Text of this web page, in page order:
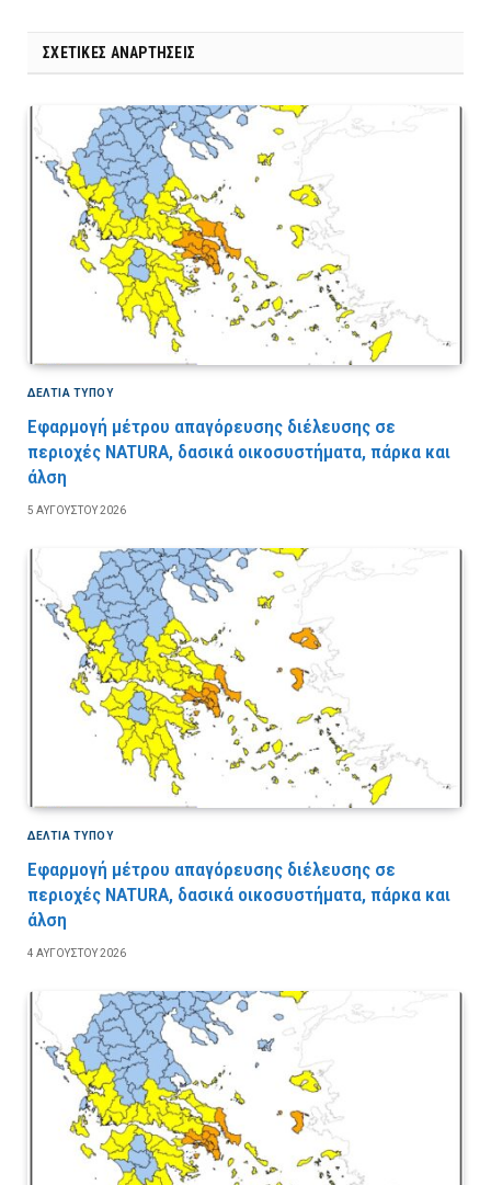
ΣΧΕΤΙΚΈΣ ΑΝΑΡΤΉΣΕΙΣ
ΔΕΛΤΙΑ ΤΥΠΟΥ
Εφαρμογή μέτρου απαγόρευσης διέλευσης σε
περιοχές NATURA, δασικά οικοσυστήματα, πάρκα και
άλση
5 ΑΥΓΟΎΣΤΟΥ 2026
ΔΕΛΤΙΑ ΤΥΠΟΥ
Εφαρμογή μέτρου απαγόρευσης διέλευσης σε
περιοχές NATURA, δασικά οικοσυστήματα, πάρκα και
άλση
4 ΑΥΓΟΎΣΤΟΥ 2026